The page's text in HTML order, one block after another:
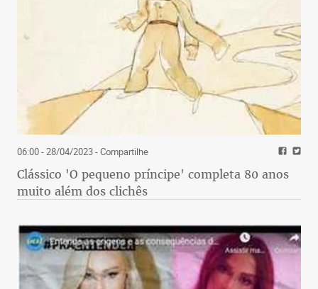
06:00 - 28/04/2023- Compartilhe
Clássico 'O pequeno príncipe' completa 80 anos
muito além dos clichês